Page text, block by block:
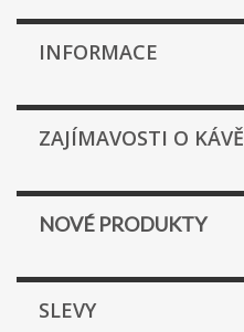
INFORMACE
ZAJÍMAVOSTI O KÁVĚ
NOVÉ PRODUKTY
SLEVY